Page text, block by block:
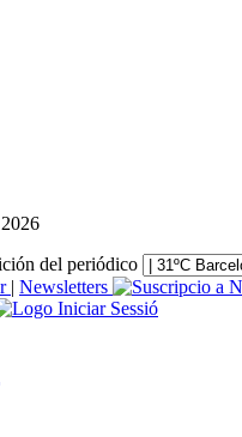
del periódico
| Newsletters